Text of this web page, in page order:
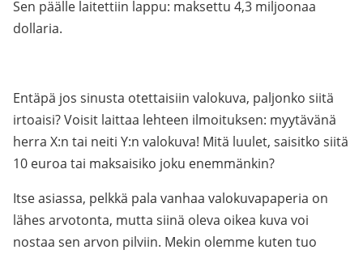
Sen päälle laitettiin lappu: maksettu 4,3 miljoonaa
dollaria.
Entäpä jos sinusta otettaisiin valokuva, paljonko siitä
irtoaisi? Voisit laittaa lehteen ilmoituksen: myytävänä
herra X:n tai neiti Y:n valokuva! Mitä luulet, saisitko siitä
10 euroa tai maksaisiko joku enemmänkin?
Itse asiassa, pelkkä pala vanhaa valokuvapaperia on
lähes arvotonta, mutta siinä oleva oikea kuva voi
nostaa sen arvon pilviin. Mekin olemme kuten tuo